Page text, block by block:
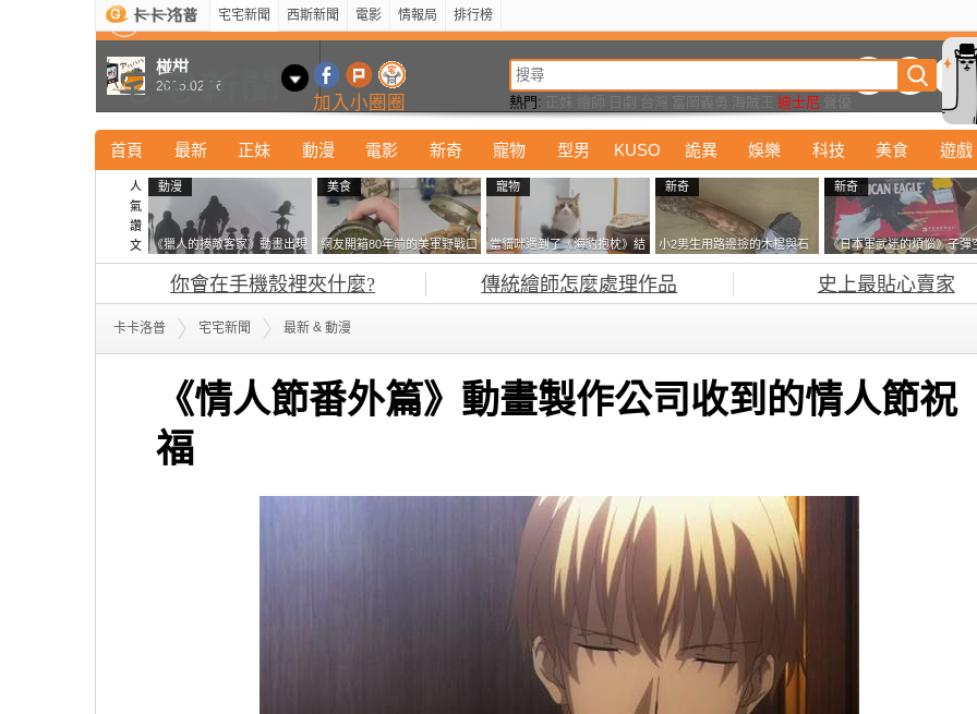
宅宅新聞 西斯新聞 電影 情報局 排行榜
加入小圈圈 熱門: 迪士尼
首頁 最新 正妹 動漫 電影 新奇 寵物 型男 KUSO 詭異 娛樂 科技 美食 遊戲
人
氣
讚
文
動漫
《獵人的揍敵客家》動畫出現
的這個剪影是誰？你是不是忘
記還有這號人物了
美食
網友開箱80年前的美軍野戰口
糧 罐頭本身保存良好，但裡
面的味道...
寵物
當貓咪遇到了《海豹抱枕》結
果玩了10天後，海豹一整個走
鐘笑翻網友
新奇
小2男生用路邊撿的木棍與石
頭做成了《石斧》馬麻打開書
包嚇一跳怎麼會有這種東
西！？
新奇
《日本軍武迷的煩惱》子彈
盒在日本超級貴 美國網友直
接一大箱寄給他了
你會在手機殼裡夾什麼? 傳統繪師怎麼處理作品 史上最貼心賣家
卡卡洛普 宅宅新聞 最新 & 動漫
《情人節番外篇》動畫製作公司收到的情人節祝
福
最新 新奇 正妹 寵物 型男 Kuso 科技 動漫
椪柑
2015.02.16